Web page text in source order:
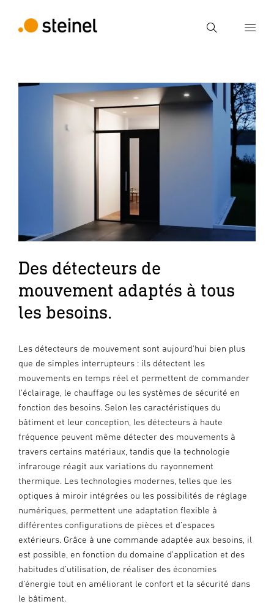
Recherche
Recherche
Entrer critère de recherche
Des détecteurs de
mouvement adaptés à tous
les besoins.
Les détecteurs de mouvement sont aujourd'hui bien plus
que de simples interrupteurs : ils détectent les
mouvements en temps réel et permettent de commander
l'éclairage, le chauffage ou les systèmes de sécurité en
fonction des besoins. Selon les caractéristiques du
bâtiment et leur conception, les détecteurs à haute
fréquence peuvent même détecter des mouvements à
travers certains matériaux, tandis que la technologie
infrarouge réagit aux variations du rayonnement
thermique. Les technologies modernes, telles que les
optiques à miroir intégrées ou les possibilités de réglage
numériques, permettent une adaptation flexible à
différentes configurations de pièces et d’espaces
extérieurs. Grâce à une commande adaptée aux besoins, il
est possible, en fonction du domaine d’application et des
habitudes d’utilisation, de réaliser des économies
d’énergie tout en améliorant le confort et la sécurité dans
le bâtiment.